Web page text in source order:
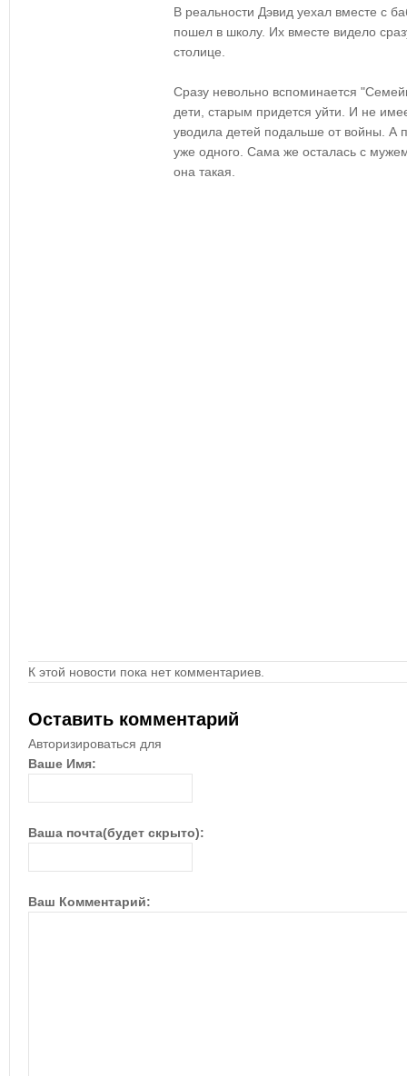
В реальности Дэвид уехал вместе с
пошел в школу. Их вместе видело
столице.
Сразу невольно вспоминается
дети, старым придется уйти. И не
уводила детей подальше от войны. А
уже одного. Сама же осталась с
она такая.
К этой новости пока нет комментариев.
Оставить комментарий
Авторизироваться для
Ваше Имя:
Ваша почта(будет скрыто):
Ваш Комментарий: